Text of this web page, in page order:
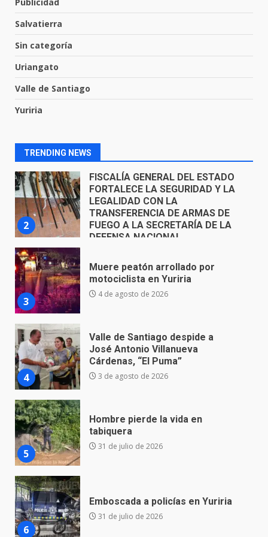
Salvatierra
Sin categoría
Uriangato
Valle de Santiago
Yuriria
TRENDING NEWS
1
El Pbro. Mario Alberto Pérez
parroquia de Guarapo
2
FISCALÍA GENERAL DEL ESTADO
FUEGO A LA SECRETARÍA DE LA
DEFENSA NACIONAL
5 de agosto de 2026
3
Muere peatón arrollado por
motociclista en Yuriria
4 de agosto de 2026
4
Valle de Santiago despide a
José Antonio Villanueva
Cárdenas, “El Puma”
3 de agosto de 2026
5
Hombre pierde la vida en
tabiquera
6
Emboscada a policías en Yuriria
7
Envía Gobierno de la Gente más
de 77 mil
30 de julio de 2026